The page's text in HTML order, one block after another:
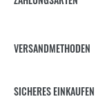
VERSANDMETHODEN
SICHERES EINKAUFEN